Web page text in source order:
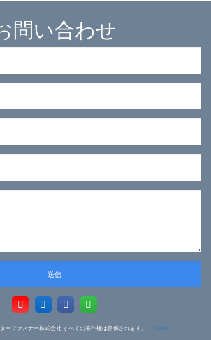
問い合わせ
送信
ーファスナー株式会社 すべての著作権は留保されます。 Index